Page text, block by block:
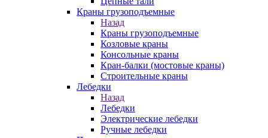
Краны грузоподъемные
Назад
Краны грузоподъемные
Козловые краны
Консольные краны
Кран-балки (мостовые краны)
Строительные краны
Лебедки
Назад
Лебедки
Электрические лебедки
Ручные лебедки